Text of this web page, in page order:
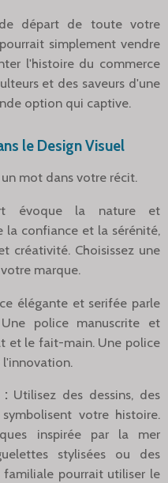
départ de toute votre
simplement vendre
l'histoire du commerce
et des saveurs d'une
option qui captive.
le Design Visuel
mot dans votre récit.
évoque la nature et
la confiance et la sérénité,
créativité. Choisissez une
marque.
élégante et serifée parle
police manuscrite et
et le fait-main. Une police
l'innovation.
: Utilisez des dessins, des
votre histoire.
inspirée par la mer
stylisées ou des
familiale pourrait utiliser le